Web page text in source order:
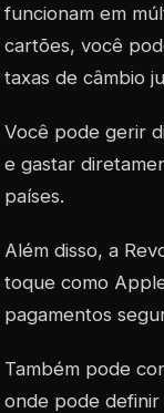
funcionam em
cartões, você
taxas de câmbio
Você pode gerir
e gastar
países.
Além disso, a
toque como
pagamentos
Também pode
onde pode